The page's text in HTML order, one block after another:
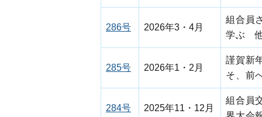
286号 2026年3・4月
組合員
学ぶ
285号 2026年1・2月
謹賀新
そ、前
284号 2025年11・12月
組合員